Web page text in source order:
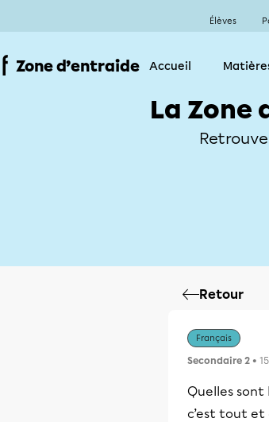
Élèves
Zone d’entraide Accueil
La Zone
Retour
Français
Secondaire 2 •
Quelles
c’est tout